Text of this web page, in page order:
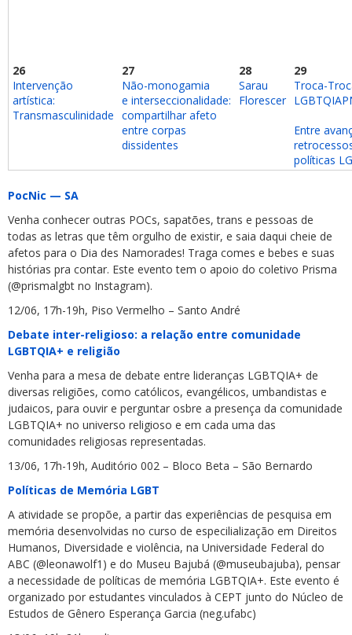
26
Intervenção
artística:
Transmasculinidade
27
Não-monogamia
e interseccionalidade:
compartilhar afeto
entre corpas
dissidentes
28
Sarau
Florescer
29
Troca-
Entre
políticas
PocNic — SA
Venha conhecer outras POCs, sapatões, trans e pessoas de
todas as letras que têm orgulho de existir, e saia daqui cheie de
afetos para o Dia des Namorades! Traga comes e bebes e suas
histórias pra contar. Este evento tem o apoio do coletivo Prisma
(@prismalgbt no Instagram).
12/06, 17h-19h, Piso Vermelho – Santo André
Debate inter-religioso: a relação entre comunidade
LGBTQIA+ e religião
Venha para a mesa de debate entre lideranças LGBTQIA+ de
diversas religiões, como católicos, evangélicos, umbandistas e
judaicos, para ouvir e perguntar osbre a presença da comunidade
LGBTQIA+ no universo religioso e em cada uma das
comunidades religiosas representadas.
13/06, 17h-19h, Auditório 002 – Bloco Beta – São Bernardo
Políticas de Memória LGBT
A atividade se propõe, a partir das experiências de pesquisa em
memória desenvolvidas no curso de especilialização em Direitos
Humanos, Diversidade e violência, na Universidade Federal do
ABC (@leonawolf1) e do Museu Bajubá (@museubajuba), pensar
a necessidade de políticas de memória LGBTQIA+. Este evento é
organizado por estudantes vinculados à CEPT junto do Núcleo de
Estudos de Gênero Esperança Garcia (neg.ufabc)